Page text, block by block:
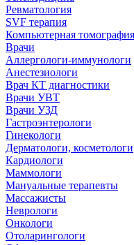
Ревматология
SVF терапия
Компьютерная
Врачи
Аллергологи-иммунологи
Анестезиологи
Врач КТ диагностики
Врачи УВТ
Врачи УЗД
Гастроэнтерологи
Гинекологи
Дерматологи, косметологи
Кардиологи
Маммологи
Мануальные терапевты
Массажисты
Неврологи
Онкологи
Отоларингологи